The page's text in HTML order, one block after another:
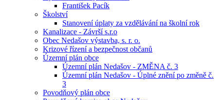
František Pacík
Školství
Stanovení úplaty za vzdělávání na školní rok
Kanalizace - Závrší s.r.o
Obec Nedašov výstavba, s. r. o.
Krizové řízení a bezpečnost občanů
Územní plán obce
Územní plán Nedašov - ZMĚNA č. 3
Územní plán Nedašov - Úplné znění po změně č.
3
Povodňový plán obce